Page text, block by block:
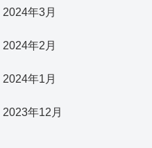
2024年3月
2024年2月
2024年1月
2023年12月